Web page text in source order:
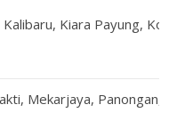
Kalibaru, Kiara Payung,
Mekarjaya, Panongan,